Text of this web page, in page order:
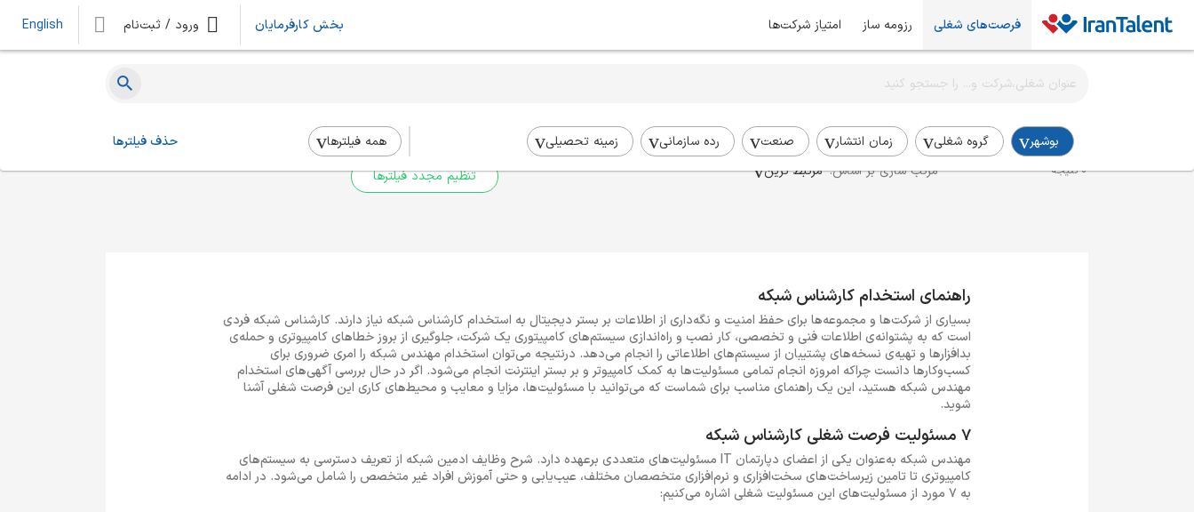
فرصت‌های شغلی رزومه ساز امتیاز شرکت‌ها بخش کارفرمایان ورود / ثبت‌نام English
بوشهر گروه شغلی زمان انتشار صنعت رده سازمانی زمینه تحصیلی همه فیلتر‌ها حذف فیلترها
اطلاع‌رسانی شغلی را برای این جستجو فعال کنید
استخدام کارشناس شبکه در بوشهر
0 نتیجه مرتب سازی بر اساس: مرتبط ترین
برای جستجوی جامع‌تر از فیلترهای بالا استفاده کنید.
تنظیم مجدد فیلترها
راهنمای استخدام کارشناس شبکه
بسیاری از شرکت‌ها و مجموعه‌ها برای حفظ امنیت و نگه‌داری از اطلاعات بر بستر دیجیتال به استخدام کارشناس شبکه نیاز دارند. کارشناس شبکه فردی
است که به پشتوانه‌ی اطلاعات فنی و تخصصی، کار نصب و راه‌اندازی سیستم‌های کامپیتوری یک شرکت، جلوگیری از بروز خطاهای کامپیوتری و حمله‌ی
بدافزارها و تهیه‌ی نسخه‌های پشتیبان از سیستم‌های اطلاعاتی را انجام می‌دهد. درنتیجه می‌توان استخدام مهندس شبکه را امری ضروری برای
کسب‌وکارها دانست چراکه امروزه انجام تمامی مسئولیت‌ها به کمک کامپیوتر و بر بستر اینترنت انجام می‌شود. اگر در حال بررسی آگهی‌های استخدام
مهندس شبکه هستید، این یک راهنمای مناسب برای شماست که می‌توانید با مسئولیت‌ها، مزایا و معایب و محیط‌های کاری این فرصت شغلی آشنا
شوید.
7 مسئولیت فرصت شغلی کارشناس شبکه
مهندس شبکه به‌عنوان یکی از اعضای دپارتمان IT مسئولیت‌های متعددی برعهده دارد. شرح وظایف ادمین شبکه از تعریف دسترسی به سیستم‌های
کامپیوتری تا تامین زیرساخت‌های سخت‌افزاری و نرم‌افزاری متخصصان مختلف، عیب‌یابی و حتی آموزش افراد غیر متخصص را شامل می‌شود. در ادامه
به 7 مورد از مسئولیت‌های این مسئولیت شغلی اشاره می‌کنیم: